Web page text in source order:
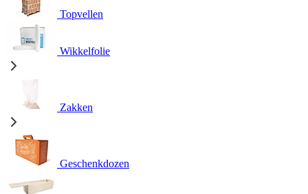
Topvellen
Wikkelfolie
Zakken
Geschenkdozen